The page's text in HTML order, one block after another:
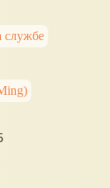
службе